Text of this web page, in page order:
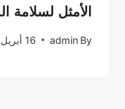
الأمثل لسلامة
By
admin 16 أبريل، 2024